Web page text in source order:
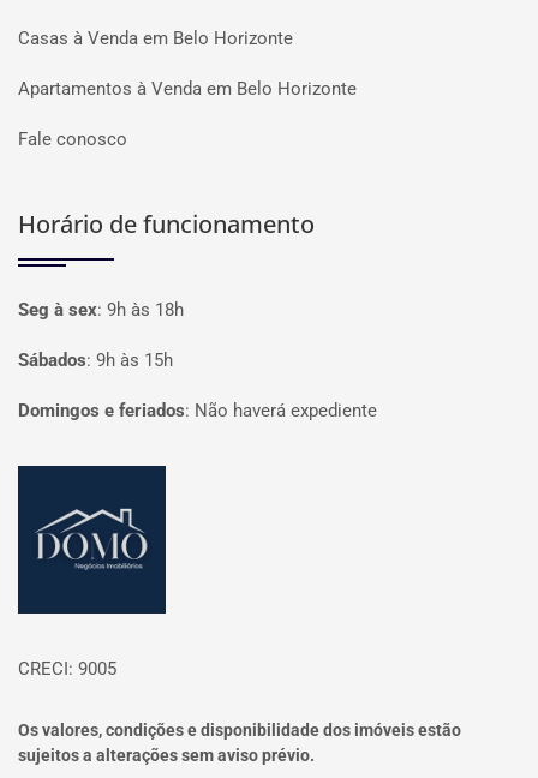
Casas à Venda em Belo Horizonte
Apartamentos à Venda em Belo Horizonte
Fale conosco
Horário de funcionamento
Seg à sex: 9h às 18h
Sábados: 9h às 15h
Domingos e feriados: Não haverá expediente
CRECI: 9005
Os valores, condições e disponibilidade dos imóveis estão
sujeitos a alterações sem aviso prévio.